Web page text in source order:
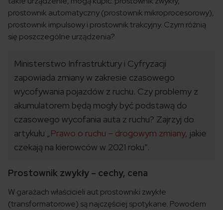
prostownik automatyczny (prostownik mikroprocesorowy),
prostownik impulsowy i prostownik trakcyjny. Czym różnią
się poszczególne urządzenia?
Ministerstwo Infrastruktury i Cyfryzacji
zapowiada zmiany w zakresie czasowego
wycofywania pojazdów z ruchu. Czy problemy z
akumulatorem będą mogły być podstawą do
czasowego wycofania auta z ruchu? Zajrzyj do
artykułu „Prawo o ruchu – drogowym zmiany, jakie
czekają na kierowców w 2021 roku”.
Prostownik zwykły – cechy, cena
W garażach właścicieli aut prostowniki zwykłe
(transformatorowe) są najczęściej spotykane. Powodem